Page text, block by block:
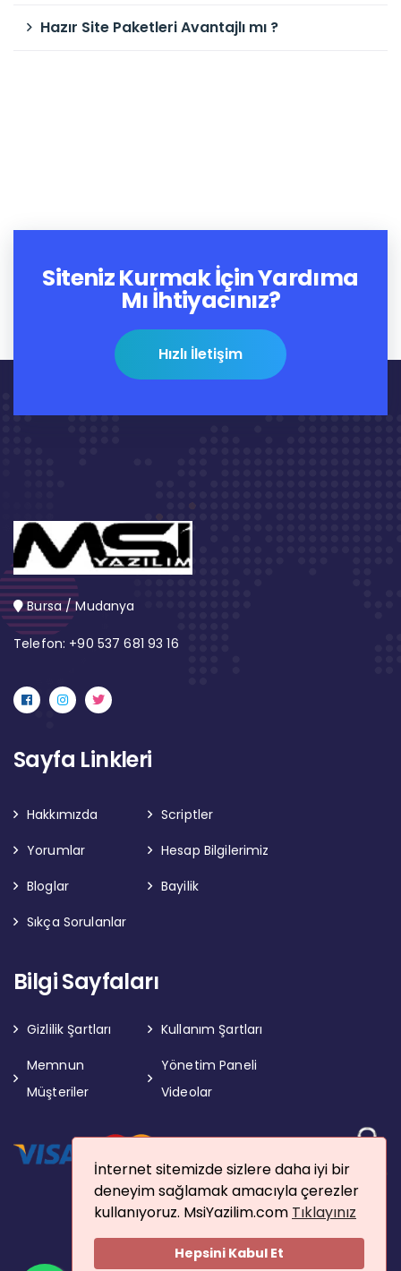
İnternet sitemizde sizlere daha iyi bir
deneyim sağlamak amacıyla çerezler
kullanıyoruz. MsiYazilim.com Tıklayınız
Hepsini Kabul Et
Hazır Site Paketleri Avantajlı mı ?
Siteniz Kurmak İçin Yardıma
Mı İhtiyacınız?
Hızlı İletişim
Bursa / Mudanya
Telefon: +90 537 681 93 16
Sayfa Linkleri
Hakkımızda
Scriptler
Yorumlar
Hesap Bilgilerimiz
Bloglar
Bayilik
Sıkça Sorulanlar
Bilgi Sayfaları
Gizlilik Şartları
Kullanım Şartları
Memnun
Müşteriler
Yönetim Paneli
Videolar